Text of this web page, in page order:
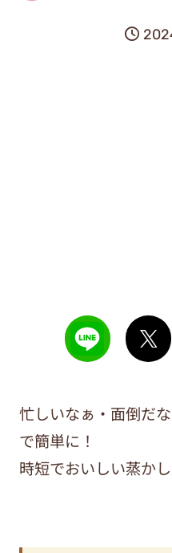
忙しいなぁ・面倒だ
で簡単に！
時短でおいしい蒸か